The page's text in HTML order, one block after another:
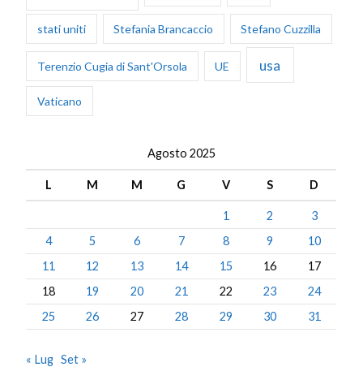
stati uniti Stefania Brancaccio Stefano Cuzzilla
Terenzio Cugia di Sant'Orsola UE usa
Vaticano
Agosto 2025
L M M G V S D
1 2
3
4
5 6 7 8 9
10
11
12 13 14 15 16
17
18
19 20 21 22 23
24
25
26 27 28 29 30 31
« Lug Set »